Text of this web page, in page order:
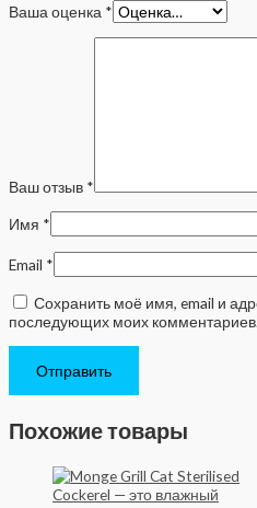
Ваша оценка *
Ваш отзыв *
Имя *
Email *
Сохранить моё имя, email и
последующих моих
Похожие товары